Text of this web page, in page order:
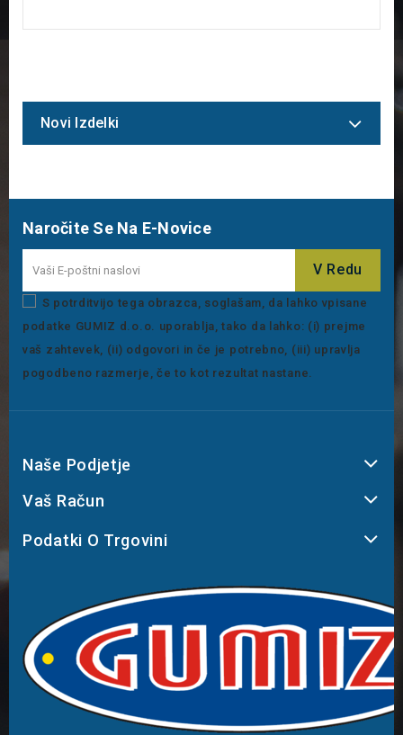
Novi Izdelki
Naročite Se Na E-Novice
S potrditvijo tega obrazca, soglašam, da lahko vpisane
podatke GUMIZ d.o.o. uporablja, tako da lahko: (i) prejme
vaš zahtevek, (ii) odgovori in če je potrebno, (iii) upravlja
pogodbeno razmerje, če to kot rezultat nastane.
Naše Podjetje
Vaš Račun
Podatki O Trgovini